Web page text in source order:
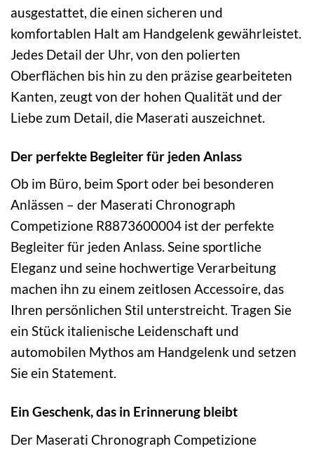
ausgestattet, die einen sicheren und
komfortablen Halt am Handgelenk gewährleistet.
Jedes Detail der Uhr, von den polierten
Oberflächen bis hin zu den präzise gearbeiteten
Kanten, zeugt von der hohen Qualität und der
Liebe zum Detail, die Maserati auszeichnet.
Der perfekte Begleiter für jeden Anlass
Ob im Büro, beim Sport oder bei besonderen
Anlässen – der Maserati Chronograph
Competizione R8873600004 ist der perfekte
Begleiter für jeden Anlass. Seine sportliche
Eleganz und seine hochwertige Verarbeitung
machen ihn zu einem zeitlosen Accessoire, das
Ihren persönlichen Stil unterstreicht. Tragen Sie
ein Stück italienische Leidenschaft und
automobilen Mythos am Handgelenk und setzen
Sie ein Statement.
Ein Geschenk, das in Erinnerung bleibt
Der Maserati Chronograph Competizione